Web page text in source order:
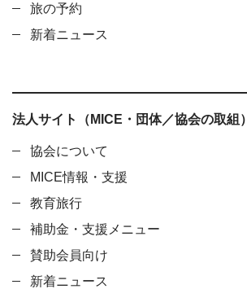
旅の予約
新着ニュース
法人サイト（MICE・団体／協会の取組）
協会について
MICE情報・支援
教育旅行
補助金・支援メニュー
賛助会員向け
新着ニュース